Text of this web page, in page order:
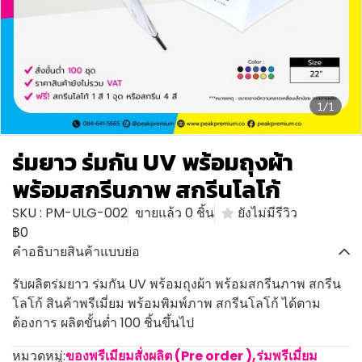
1/1
ร่มยาว ร่มกัน UV พร้อมถุงผ้า
พร้อมสกรีนภาพ สกรีนโลโก้
SKU : PM-ULG-002 ขายแล้ว 0 ชิ้น
ยังไม่มีรีวิว
฿0
คำอธิบายสินค้าแบบย่อ
รับผลิตร่มยาว ร่มกัน UV พร้อมถุงผ้า พร้อมสกรีนภาพ สกรีน
โลโก้ สินค้าพรีเมี่ยม พร้อมพิมพ์ภาพ สกรีนโลโก้ ได้ตาม
ต้องการ ผลิตขั้นต่ำ 100 ชิ้นขึ้นไป
หมวดหมู่:ของพรีเมียมสั่งผลิต (Pre order ),ร่มพรีเมี่ยม